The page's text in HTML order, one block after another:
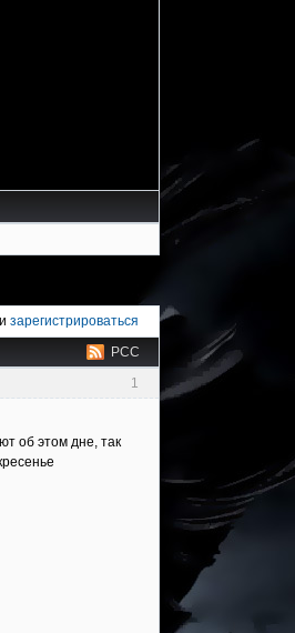
зарегистрироваться
РСС
1
об этом дне, так